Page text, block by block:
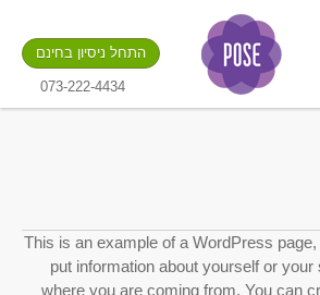
התחל ניסיון בחינם
073-222-4434
This is an example of a WordPress
put information about yourself or
where you are coming from. You can